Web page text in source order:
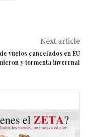
Next article
vuelos cancelados en EU
y tormenta inverrnal